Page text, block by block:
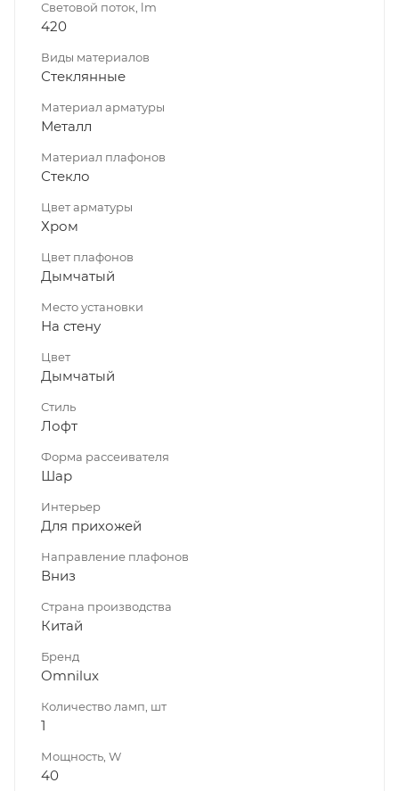
Световой поток, lm
420
Виды материалов
Стеклянные
Материал арматуры
Металл
Материал плафонов
Стекло
Цвет арматуры
Хром
Цвет плафонов
Дымчатый
Место установки
На стену
Цвет
Дымчатый
Стиль
Лофт
Форма рассеивателя
Шар
Интерьер
Для прихожей
Направление плафонов
Вниз
Страна производства
Китай
Бренд
Omnilux
Количество ламп, шт
1
Мощность, W
40